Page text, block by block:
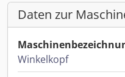
Daten zur
Winkelkopf